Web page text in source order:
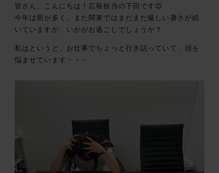
皆さん、こんにちは！広報担当の下田です😊
今年は雨が多く、また関東ではまだまだ厳しい暑さが続
いていますが、いかがお過ごしでしょうか？
私はというと、お仕事でちょっと行き詰っていて、頭を
悩ませています・・・